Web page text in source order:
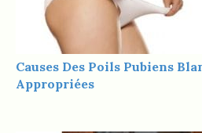
Causes Des Poils Pubiens
Appropriées